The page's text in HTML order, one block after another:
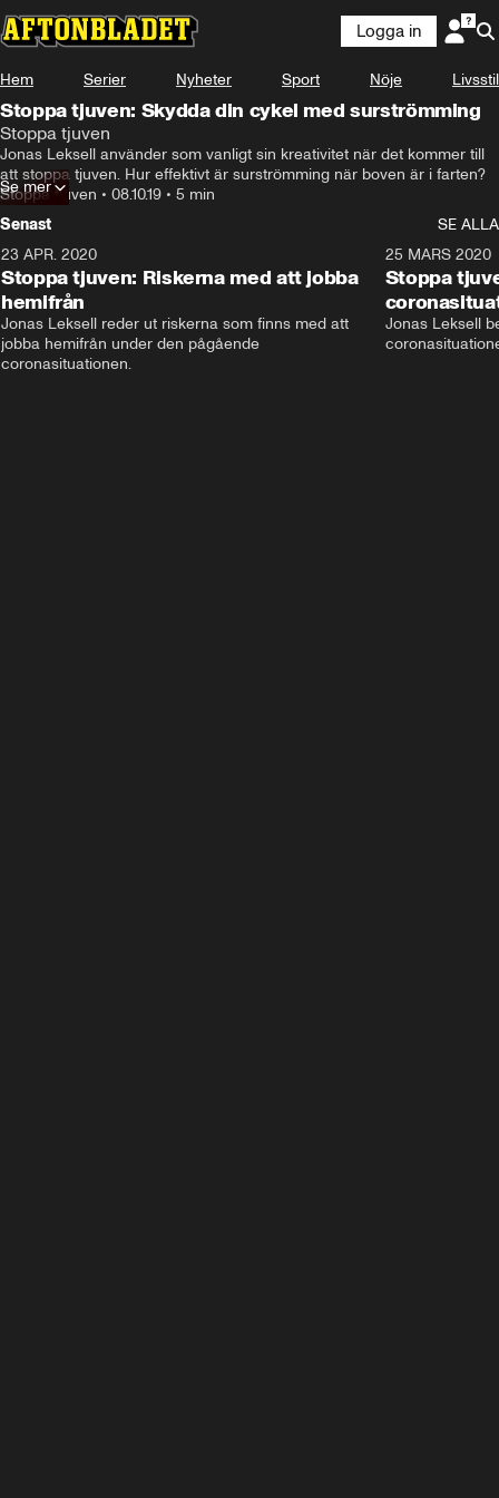
Logga in
Hem Serier Nyheter Sport Nöje Livsstil
Stoppa tjuven: Skydda din cykel med surströmming
Stoppa tjuven
Jonas Leksell använder som vanligt sin kreativitet när det kommer till
att stoppa tjuven. Hur effektivt är surströmming när boven är i farten?
Stoppa tjuven • 08.10.19 • 5 min
Se mer
Senast
SE ALLA
23 APR. 2020
Stoppa tjuven: Riskerna med att jobba
hemifrån
Jonas Leksell reder ut riskerna som finns med att
jobba hemifrån under den pågående
coronasituationen.
25 MARS 2020
Stoppa
Jonas Leksell